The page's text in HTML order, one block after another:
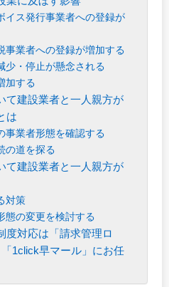
イス発行事業者への登録が
事業者への登録が増加する
少・停止が懸念される
加する
て建設業者と一人親方が
は
事業者形態を確認する
の道を探る
て建設業者と一人親方が
対策
態の変更を検討する
度対応は「請求管理ロ
1click早マール」にお任